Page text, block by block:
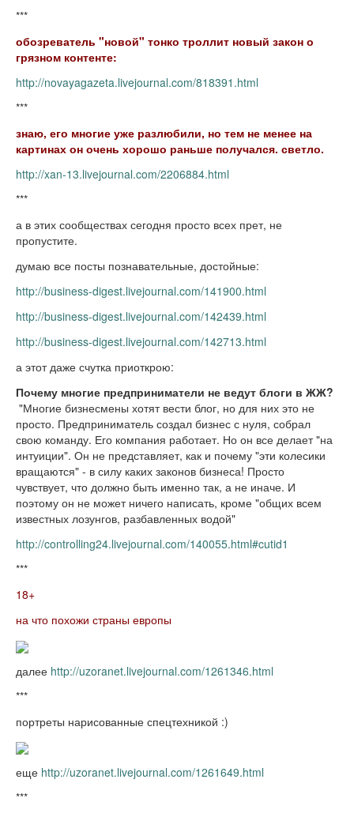
***
обозреватель "новой" тонко троллит новый закон о
грязном контенте:
http://novayagazeta.livejournal.com/818391.html
***
знаю, его многие уже разлюбили, но тем не менее на
картинах он очень хорошо раньше получался. светло.
http://xan-13.livejournal.com/2206884.html
***
а в этих сообществах сегодня просто всех прет, не
пропустите.
думаю все посты познавательные, достойные:
http://business-digest.livejournal.com/141900.html
http://business-digest.livejournal.com/142439.html
http://business-digest.livejournal.com/142713.html
а этот даже счутка приоткрою:
Почему многие предприниматели не ведут блоги в ЖЖ?
"Многие бизнесмены хотят вести блог, но для них это не
просто. Предприниматель создал бизнес с нуля, собрал
свою команду. Его компания работает. Но он все делает "на
интуиции". Он не представляет, как и почему "эти колесики
вращаются" - в силу каких законов бизнеса! Просто
чувствует, что должно быть именно так, а не иначе. И
поэтому он не может ничего написать, кроме "общих всем
известных лозунгов, разбавленных водой"
http://controlling24.livejournal.com/140055.html#cutid1
***
18+
на что похожи страны европы
далее http://uzoranet.livejournal.com/1261346.html
***
портреты нарисованные спецтехникой :)
еще http://uzoranet.livejournal.com/1261649.html
***